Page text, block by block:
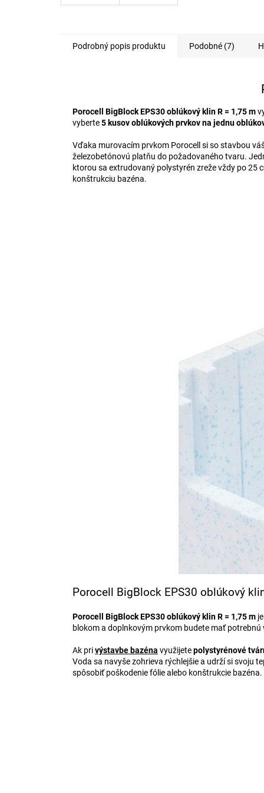
Podrobný popis produktu Podobné (7)
Porocell BigBlock EPS30 oblúkový klin R = 1,75 m
vyberte5 kusov oblúkových prvkov na jednu
Vďaka murovacím prvkom Porocell si so stavbou
železobetónovú platňu do požadovaného tvaru.
ktorou sa extrudovaný polystyrén zreže vždy po 25
konštrukciu bazéna.
Porocell BigBlock EPS30 oblúkový
Porocell BigBlock EPS30 oblúkový klin R = 1,75 m
blokom a doplnkovým prvkom budete mať
Ak privýstavbe bazéna využijetepolystyrénové
Voda sa navyše zohrieva rýchlejšie a udrží si svoju
spôsobiť poškodenie fólie alebo konštrukcie bazéna.